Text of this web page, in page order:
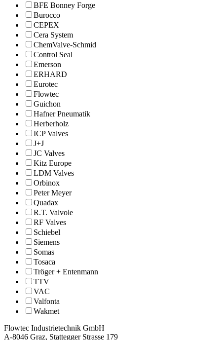
BFE Bonney Forge
Burocco
CEPEX
Cera System
ChemValve-Schmid
Control Seal
Emerson
ERHARD
Eurotec
Flowtec
Guichon
Hafner Pneumatik
Herberholz
ICP Valves
J+J
JC Valves
Kitz Europe
LDM Valves
Orbinox
Peter Meyer
Quadax
R.T. Valvole
RF Valves
Schiebel
Siemens
Somas
Tosaca
Tröger + Entenmann
TTV
VAC
Valfonta
Wakmet
Flowtec Industrietechnik GmbH
A-8046 Graz, Stattegger Strasse 179